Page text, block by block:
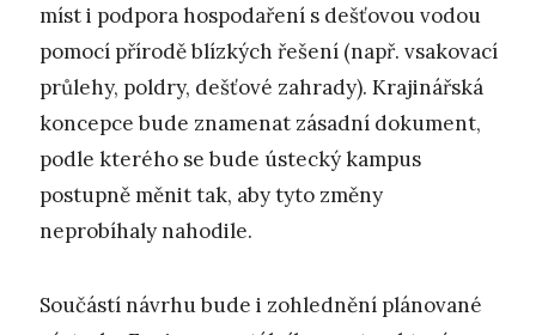
míst i podpora hospodaření s dešťovou vodou
pomocí přírodě blízkých řešení (např. vsakovací
průlehy, poldry, dešťové zahrady). Krajinářská
koncepce bude znamenat zásadní dokument,
podle kterého se bude ústecký kampus
postupně měnit tak, aby tyto změny
neprobíhaly nahodile.
Součástí návrhu bude i zohlednění plánované